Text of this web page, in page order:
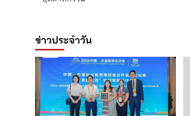
ข่าวประจำวัน